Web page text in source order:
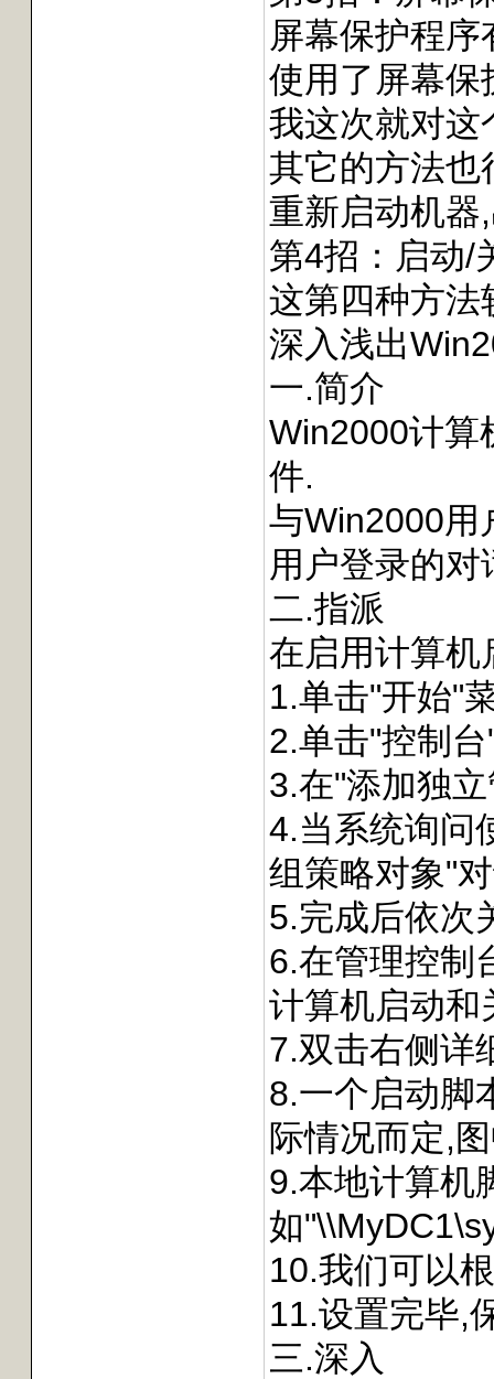
屏幕保护程
使用了屏幕保
我这次就对这
其它的方法
重新启动机器
第4招：启动/
这第四种方
深入浅出
一.简介
Win2000计算
件.
与Win2000用
用户登录的
二.指派
在启用计算
1.单击"开始"
2.单击"控制
3.在"添加独
4.当系统询问
组策略对象"
5.完成后依次
6.在管理控制
计算机启动
7.双击右侧详
8.一个启动脚
际情况而定,
9.本地计算机
如
10.我们可以
11.设置完毕,
三.深入